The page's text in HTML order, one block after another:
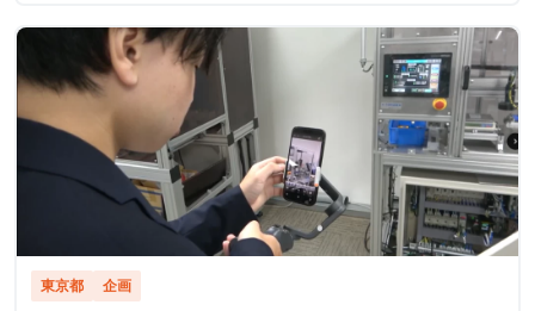
東京都 企画